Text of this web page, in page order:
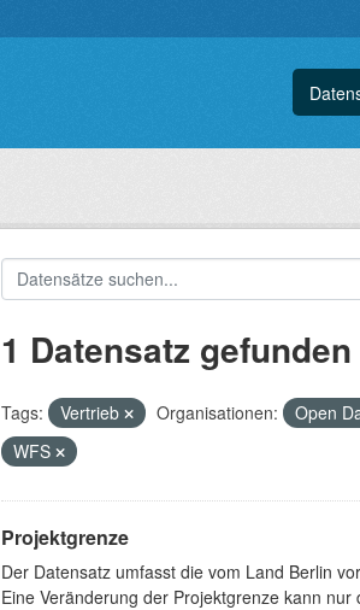
1 Datensatz gefunden
Tags: Vertrieb Organisationen: Open
WFS
Projektgrenze
Der Datensatz umfasst die vom Land Berlin
Eine Veränderung der Projektgrenze kann nur